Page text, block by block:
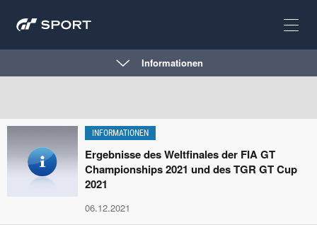
Informationen
INFORMATIONEN
Ergebnisse des Weltfinales der FIA GT
Championships 2021 und des TGR GT Cup
2021
06.12.2021